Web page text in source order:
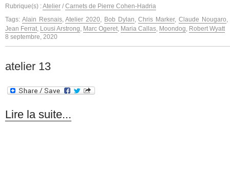
Rubrique(s) :Atelier / Carnets de Pierre Cohen-Hadria
Tags: Alain Resnais,Atelier 2020 Bob Dylan ,Chris Marker, Claude Nougaro
Jean Ferrat Lousi Arstrong Marc Ogeret Maria Callas Moondog Robert Wyatt
8 septembre, 2020
atelier 13
Lire la suite...